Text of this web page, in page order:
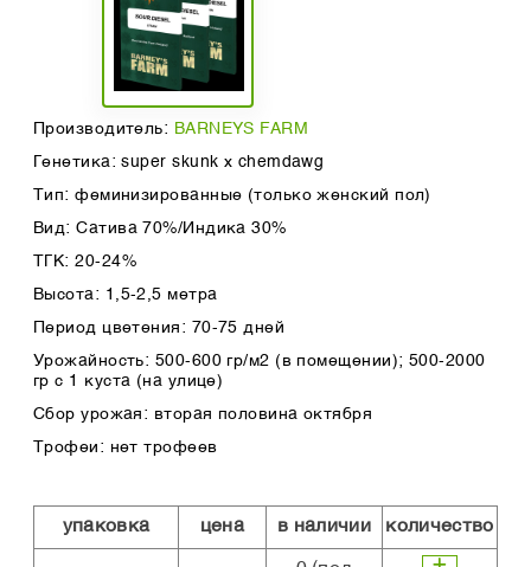
Производитель: BARNEYS FARM
Генетика: super skunk x chemdawg
Тип: феминизированные (только женский пол)
Вид: Сатива 70%/Индика 30%
ТГК: 20-24%
Высота: 1,5-2,5 метра
Период цветения: 70-75 дней
Урожайность: 500-600 гр/м2 (в помещении); 500-2000
гр с 1 куста (на улице)
Сбор урожая: вторая половина октября
Трофеи: нет трофеев
упаковка цена в наличии количество